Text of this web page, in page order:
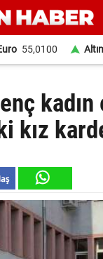
55,0100 Altın
kız